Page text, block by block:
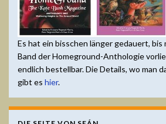
Es hat ein bisschen länger gedauert,
Band der Homeground-Anthologie
endlich bestellbar. Die Details, wo man
gibt es hier.